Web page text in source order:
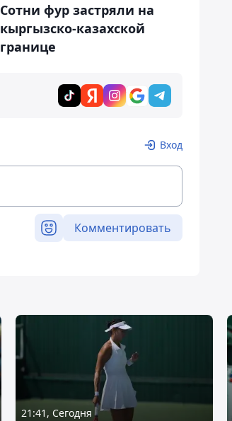
Сотни фур застряли на
кыргызско-казахской
границе
Вход
Комментировать
21:41, Сегодня